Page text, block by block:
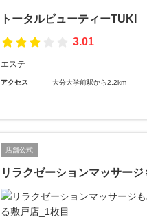
トータルビューティーTUKI
3.01
エステ
アクセス 大分大学前駅から2.2km
店舗公式
リラクゼーションマッサー